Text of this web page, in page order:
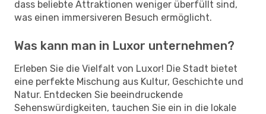
dass beliebte Attraktionen weniger überfüllt sind,
was einen immersiveren Besuch ermöglicht.
Was kann man in Luxor unternehmen?
Erleben Sie die Vielfalt von Luxor! Die Stadt bietet
eine perfekte Mischung aus Kultur, Geschichte und
Natur. Entdecken Sie beeindruckende
Sehenswürdigkeiten, tauchen Sie ein in die lokale